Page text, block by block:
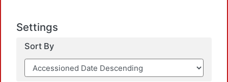
Settings
Sort By